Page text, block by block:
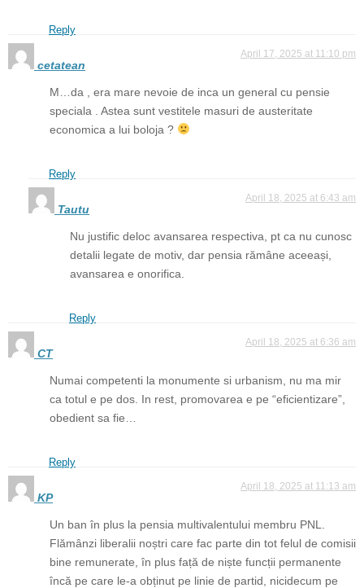
Reply
cetatean
April 17, 2025 at 11:10 pm
M…da , era mare nevoie de inca un general cu pensie
speciala . Astea sunt vestitele masuri de austeritate
economica a lui boloja ?
Reply
Tautu
April 18, 2025 at 6:43 am
Nu justific deloc avansarea respectiva, pt ca nu cunosc
detalii legate de motiv, dar pensia rămâne aceeași,
avansarea e onorifica.
Reply
CT
April 18, 2025 at 6:36 am
Numai competenti la monumente si urbanism, nu ma mir
ca totul e pe dos. In rest, promovarea e pe “eficientizare”,
obedient sa fie…
Reply
KP
April 18, 2025 at 11:13 am
Un ban în plus la pensia multivalentului membru PNL.
Flămânzi liberalii noștri care fac parte din tot felul de comisii
bine remunerate, în plus față de niște funcții permanente
încă pe care le-a obținut pe linie de partid, nicidecum pe